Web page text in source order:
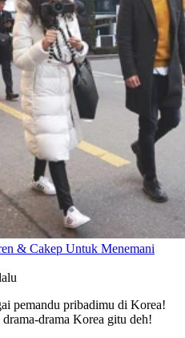
& Cakep Untuk Menemani
pemandu pribadimu di Korea!
drama Korea gitu deh!